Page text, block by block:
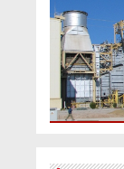
تهیه گرید کد